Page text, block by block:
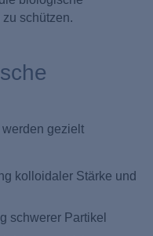
schützen.
gezielt
kolloidaler Stärke und
schwerer Partikel